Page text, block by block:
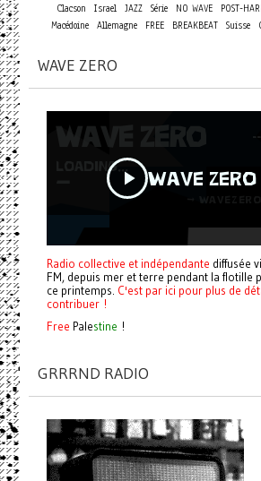
Clacson
Israel JAZZ Série NO WAVE POST-
Macédoine
Allemagne FREE BREAKBEAT Suisse
WAVE ZERO
Radio collective et indépendante diffusée
FM, depuis mer et terre pendant la flotille
ce printemps. C'est par ici pour plus de
contribuer !
Free Palestine !
GRRRND RADIO